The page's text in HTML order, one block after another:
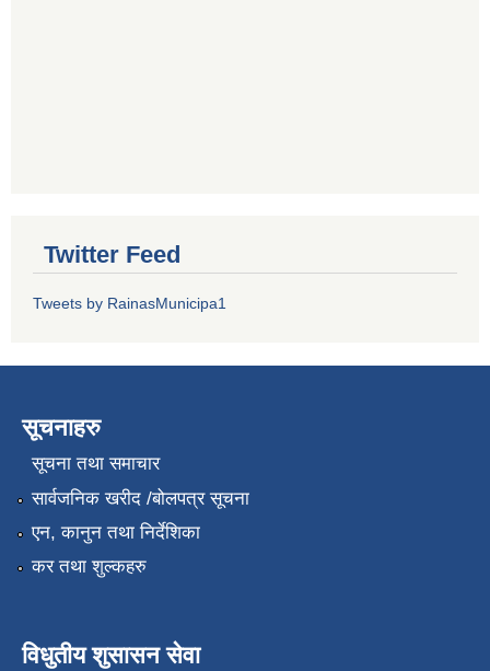
Twitter Feed
Tweets by RainasMunicipa1
सूचनाहरु
सूचना तथा समाचार
सार्वजनिक खरीद /बोलपत्र सूचना
एन, कानुन तथा निर्देशिका
कर तथा शुल्कहरु
विधुतीय शुसासन सेवा